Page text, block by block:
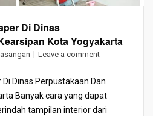
Di Dinas
Kota Yogyakarta
Leave a comment
Dinas Perpustakaan Dan
Banyak cara yang dapat
tampilan interior dari